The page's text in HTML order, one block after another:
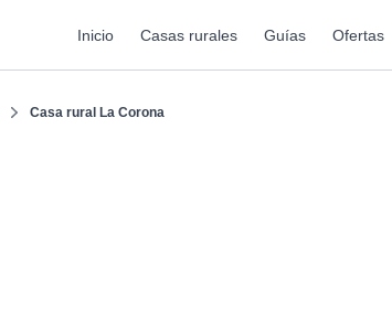
Inicio Casas rurales Guías Ofertas
Casa rural La Corona